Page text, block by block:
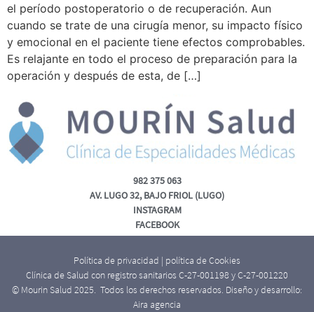
el período postoperatorio o de recuperación. Aun
cuando se trate de una cirugía menor, su impacto físico
y emocional en el paciente tiene efectos comprobables.
Es relajante en todo el proceso de preparación para la
operación y después de esta, de […]
982 375 063
AV. LUGO 32, BAJO FRIOL (LUGO)
INSTAGRAM
FACEBOOK
Política de privacidad | política de Cookies
Clínica de Salud con registro sanitarios C-27-001198 y C-27-001220
© Mourin Salud 2025. Todos los derechos reservados. Diseño y desarrollo:
Aira agencia